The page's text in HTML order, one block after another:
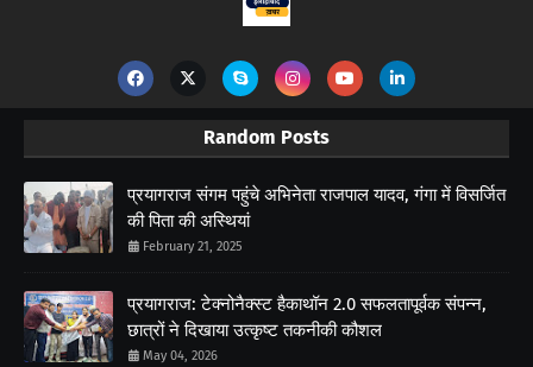
Random Posts
प्रयागराज संगम पहुंचे अभिनेता राजपाल यादव, गंगा में विसर्जित
की पिता की अस्थियां
February 21, 2025
प्रयागराज: टेक्नोनैक्स्ट हैकाथॉन 2.0 सफलतापूर्वक संपन्न,
छात्रों ने दिखाया उत्कृष्ट तकनीकी कौशल
May 04, 2026